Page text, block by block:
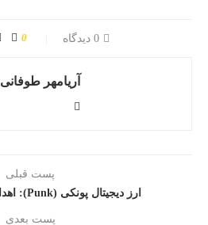
0 دیدگاه 0
آریامهر طوفانی
پست قبلی
ارز دیجیتال پونکی (Punk): اهداف و تحلیل قیمت
پست بعدی